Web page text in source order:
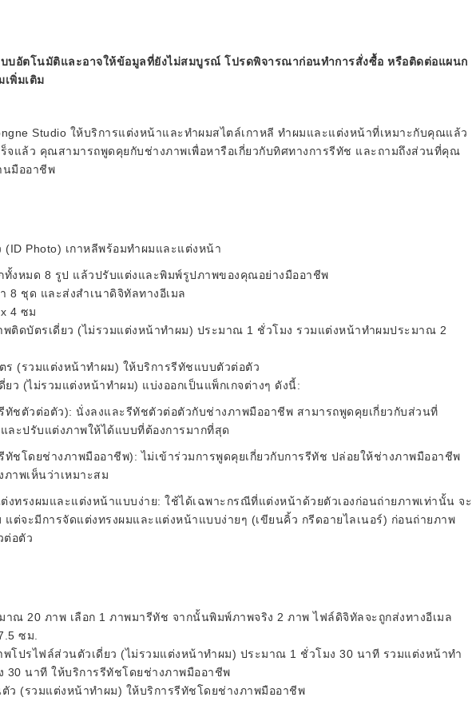
บอัตโนมัติและอาจให้ข้อมูลที่ยังไม่สมบูรณ์ โปรดพิจารณาก่อนทำการสั่งซื้อ หรือติดต่อแผนก
พิ่มเติม
Studio ให้บริการแต่งหน้าและทำผมสไตล์เกาหลี ทำผมและแต่งหน้าที่เหมาะกับคุณแล้ว
ร็จแล้ว คุณสามารถพูดคุยกับช่างภาพเพื่อหารือเกี่ยวกับทิศทางการรีทัช และถามถึงส่วนที่คุณ
นมืออาชีพ
Photo) เกาหลีพร้อมทำผมและแต่งหน้า
ทั้งหมด 8 รูป แล้วปรับแต่งและพิมพ์รูปภาพของคุณอย่างมืออาชีพ
8 ชุด และส่งสำเนาดิจิทัลทางอีเมล
4 ซม
พติดบัตรเดี่ยว (ไม่รวมแต่งหน้าทำผม) ประมาณ 1 ชั่วโมง รวมแต่งหน้าทำผมประมาณ 2
ร (รวมแต่งหน้าทำผม) ให้บริการรีทัชแบบตัวต่อตัว
ยว (ไม่รวมแต่งหน้าทำผม) แบ่งออกเป็นแพ็กเกจต่างๆ ดังนี้:
ทัชตัวต่อตัว): นั่งลงและรีทัชตัวต่อตัวกับช่างภาพมืออาชีพ สามารถพูดคุยเกี่ยวกับส่วนที่
ละปรับแต่งภาพให้ได้แบบที่ต้องการมากที่สุด
ทัชโดยช่างภาพมืออาชีพ): ไม่เข้าร่วมการพูดคุยเกี่ยวกับการรีทัช ปล่อยให้ช่างภาพมืออาชีพ
าพเห็นว่าเหมาะสม
งทรงผมและแต่งหน้าแบบง่าย: ใช้ได้เฉพาะกรณีที่แต่งหน้าด้วยตัวเองก่อนถ่ายภาพเท่านั้น จะ
ต่จะมีการจัดแต่งทรงผมและแต่งหน้าแบบง่ายๆ (เขียนคิ้ว กรีดอายไลเนอร์) ก่อนถ่ายภาพ
ต่อตัว
าณ 20 ภาพ เลือก 1 ภาพมารีทัช จากนั้นพิมพ์ภาพจริง 2 ภาพ ไฟล์ดิจิทัลจะถูกส่งทางอีเมล
ซม.
พโปรไฟล์ส่วนตัวเดี่ยว (ไม่รวมแต่งหน้าทำผม) ประมาณ 1 ชั่วโมง 30 นาที รวมแต่งหน้าทำ
30 นาที ให้บริการรีทัชโดยช่างภาพมืออาชีพ
ว (รวมแต่งหน้าทำผม) ให้บริการรีทัชโดยช่างภาพมืออาชีพ